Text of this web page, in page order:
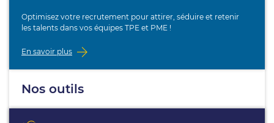
Optimisez votre recrutement pour attirer, séduire et retenir
les talents dans vos équipes TPE et PME !
En savoir plus
Nos outils